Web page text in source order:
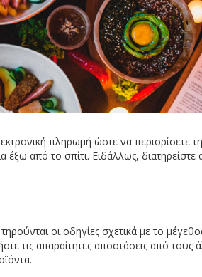
πληρωμή ώστε να περιορίσετε
έξω από το σπίτι. Ειδάλλως,
οι οδηγίες σχετικά με το
τις απαραίτητες αποστάσεις από τους